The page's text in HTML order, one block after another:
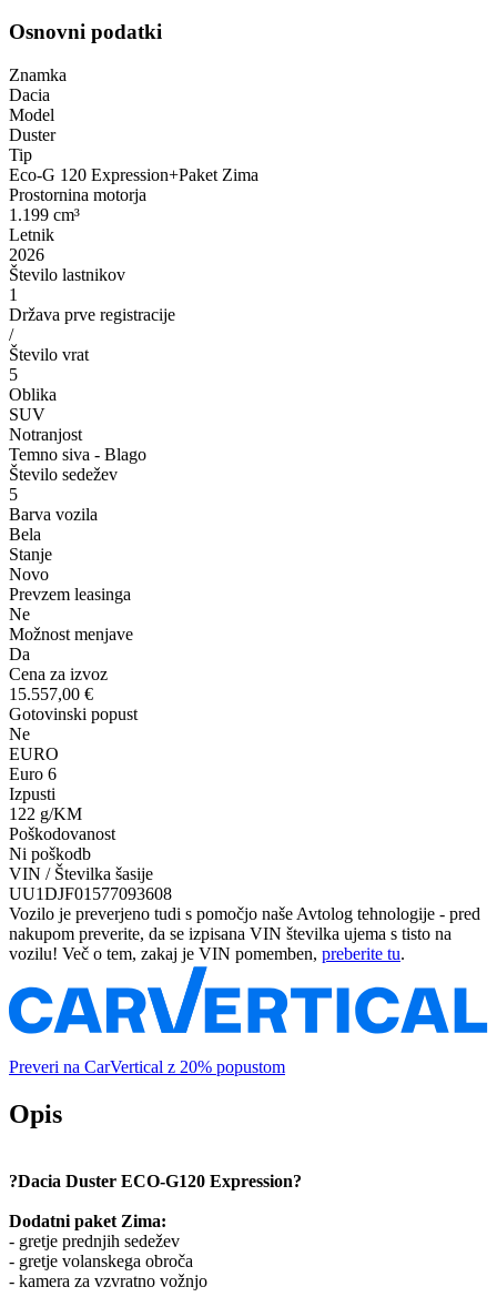
Osnovni podatki
Znamka
Dacia
Model
Duster
Tip
Eco-G 120 Expression+Paket Zima
Prostornina motorja
1.199 cm³
Letnik
2026
Število lastnikov
1
Država prve registracije
/
Število vrat
5
Oblika
SUV
Notranjost
Temno siva - Blago
Število sedežev
5
Barva vozila
Bela
Stanje
Novo
Prevzem leasinga
Ne
Možnost menjave
Da
Cena za izvoz
15.557,00 €
Gotovinski popust
Ne
EURO
Euro 6
Izpusti
122 g/KM
Poškodovanost
Ni poškodb
VIN / Številka šasije
UU1DJF01577093608
Vozilo je preverjeno tudi s pomočjo naše Avtolog tehnologije - pred
nakupom preverite, da se izpisana VIN številka ujema s tisto na
vozilu! Več o tem, zakaj je VIN pomemben, preberite tu.
Preveri na CarVertical z 20% popustom
Opis
?Dacia Duster ECO-G120 Expression?
Dodatni paket Zima:
- gretje prednjih sedežev
- gretje volanskega obroča
- kamera za vzvratno vožnjo